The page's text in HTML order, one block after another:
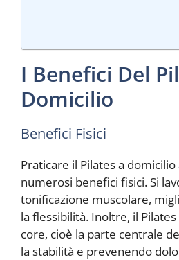
I Benefici Del
Domicilio
Benefici Fisici
Praticare il Pilates a
numerosi benefici fisici. Si
tonificazione muscolare,
la flessibilità. Inoltre, il
core, cioè la parte centrale
la stabilità e prevenendo